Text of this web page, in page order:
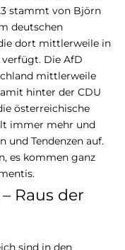
stammt von Björn
deutschen
dort mittlerweile in
Die AfD
mittlerweile
hinter der CDU
österreichische
immer mehr und
und Tendenzen auf.
es kommen ganz
Raus der
sind in den